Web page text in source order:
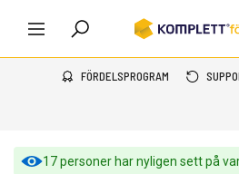
FÖRDELSPROGRAM
17 personer har nyligen sett på